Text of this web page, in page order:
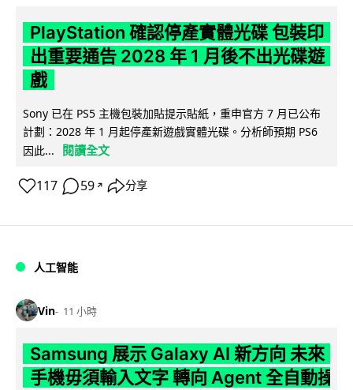
PlayStation 確認停產實體光碟 包裝印
出重要通告 2028 年 1 月後不出光碟遊
戲
Sony 已在 PS5 主機包裝加貼提示貼紙，重申官方 7 月已公布
計劃：2028 年 1 月起停產新遊戲實體光碟。分析師預期 PS6
因此...
閱讀全文
117 59 ↗ 分享
人工智能
Vin 11 小時
Samsung 展示 Galaxy AI 新方向 未來
手機毋須輸入文字 轉向 Agent 全自動操